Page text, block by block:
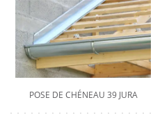
POSE DE CHÉNEAU 39 JURA